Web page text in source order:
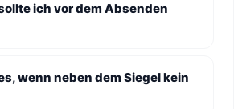
ich vor dem Absenden
wenn neben dem Siegel kein